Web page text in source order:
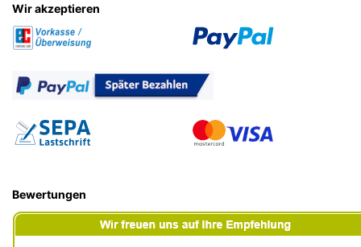
Wir akzeptieren
Bewertungen